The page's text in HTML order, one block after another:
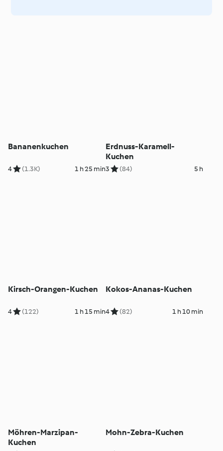
Bananenkuchen
4 (1.3K) 1 h 25 min
Erdnuss-Karamell-
Kuchen
3 (84) 5 h
Kirsch-Orangen-Kuchen
4 (122) 1 h 15 min
Kokos-Ananas-Kuchen
4 (82) 1 h 10 min
Möhren-Marzipan-
Kuchen
Mohn-Zebra-Kuchen